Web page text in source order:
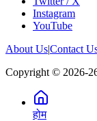
Instagram
YouTube
About Us|Contact
Copyright © 2026-
होम